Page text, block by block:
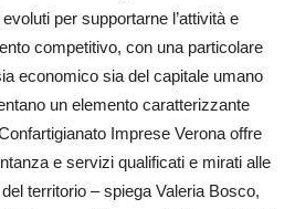
per supportarne l’attività e
competitivo, con una particolare
economico sia del capitale umano
un elemento caratterizzante
Imprese Verona offre
e servizi qualificati e mirati alle
territorio – spiega Valeria Bosco,